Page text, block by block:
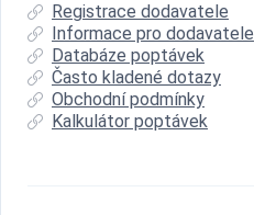
Registrace dodavatele
Informace pro dodavatele
Databáze poptávek
Často kladené dotazy
Obchodní podmínky
Kalkulátor poptávek